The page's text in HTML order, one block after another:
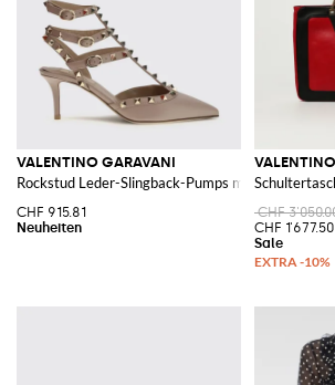
VALENTINO GARAVANI
Rockstud Leder-Slingback-Pumps mit Nieten und
CHF 915.81
CHF
CHF 1'677.50